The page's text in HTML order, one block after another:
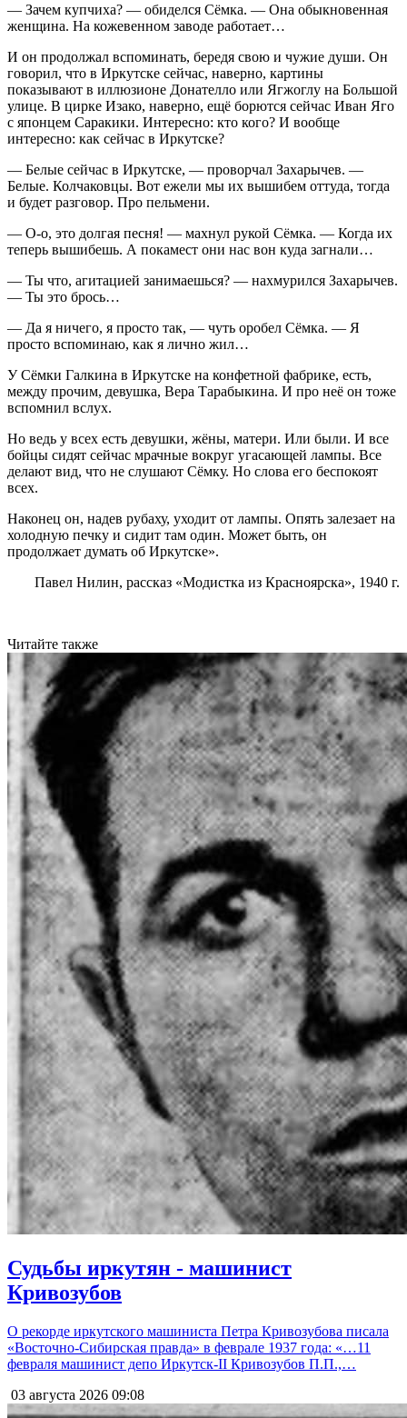
— Зачем купчиха? — обиделся Сёмка. — Она обыкновенная
женщина. На кожевенном заводе работает…
И он продолжал вспоминать, бередя свою и чужие души. Он
говорил, что в Иркутске сейчас, наверно, картины
показывают в иллюзионе Донателло или Ягжоглу на Большой
улице. В цирке Изако, наверно, ещё борются сейчас Иван Яго
с японцем Саракики. Интересно: кто кого? И вообще
интересно: как сейчас в Иркутске?
— Белые сейчас в Иркутске, — проворчал Захарычев. —
Белые. Колчаковцы. Вот ежели мы их вышибем оттуда, тогда
и будет разговор. Про пельмени.
— О-о, это долгая песня! — махнул рукой Сёмка. — Когда их
теперь вышибешь. А покамест они нас вон куда загнали…
— Ты что, агитацией занимаешься? — нахмурился Захарычев.
— Ты это брось…
— Да я ничего, я просто так, — чуть оробел Сёмка. — Я
просто вспоминаю, как я лично жил…
У Сёмки Галкина в Иркутске на конфетной фабрике, есть,
между прочим, девушка, Вера Тарабыкина. И про неё он тоже
вспомнил вслух.
Но ведь у всех есть девушки, жёны, матери. Или были. И все
бойцы сидят сейчас мрачные вокруг угасающей лампы. Все
делают вид, что не слушают Сёмку. Но слова его беспокоят
всех.
Наконец он, надев рубаху, уходит от лампы. Опять залезает на
холодную печку и сидит там один. Может быть, он
продолжает думать об Иркутске».
Павел Нилин, рассказ «Модистка из Красноярска», 1940 г.
Читайте также
Судьбы иркутян - машинист
Кривозубов
О рекорде иркутского машиниста Петра Кривозубова писала
«Восточно-Сибирская правда» в феврале 1937 года: «…11
февраля машинист депо Иркутск-II Кривозубов П.П.,…
03 августа 2026 09:08